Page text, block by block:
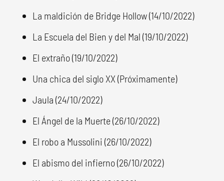
La maldición de Bridge Hollow (14/10/2022)
La Escuela del Bien y del Mal (19/10/2022)
El extraño (19/10/2022)
Una chica del siglo XX (Próximamente)
Jaula (24/10/2022)
El Ángel de la Muerte (26/10/2022)
El robo a Mussolini (26/10/2022)
El abismo del infierno (26/10/2022)